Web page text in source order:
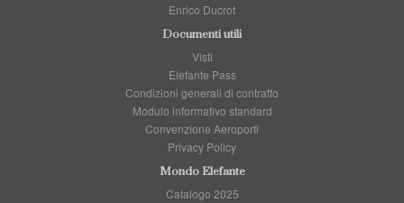
Enrico Ducrot
Documenti utili
Visti
Elefante Pass
Condizioni generali di contratto
Modulo informativo standard
Convenzione Aeroporti
Privacy Policy
Mondo Elefante
Catalogo 2025